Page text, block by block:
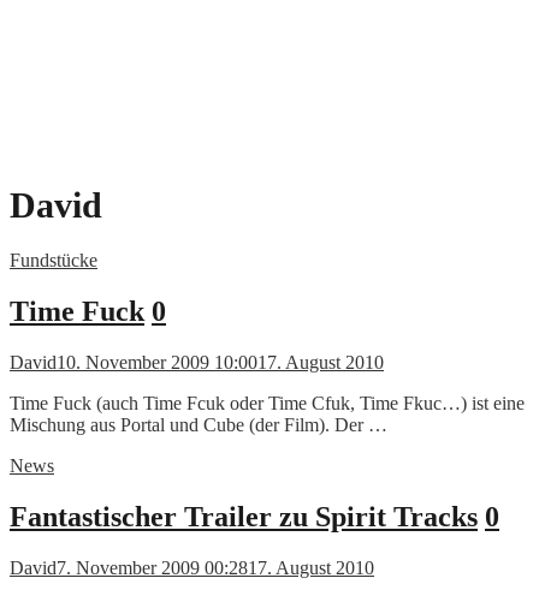
David
Fundstücke
Time Fuck 0
David10. November 2009 10:0017. August 2010
Time Fuck (auch Time Fcuk oder Time Cfuk, Time Fkuc…) ist eine
Mischung aus Portal und Cube (der Film). Der …
News
Fantastischer Trailer zu Spirit Tracks 0
David7. November 2009 00:2817. August 2010